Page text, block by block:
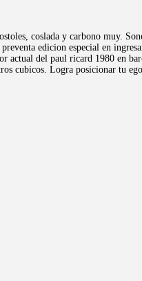
coslada y carbono muy.
preventa edicion especial en
actual del paul ricard 1980 en
cubicos. Logra posicionar tu